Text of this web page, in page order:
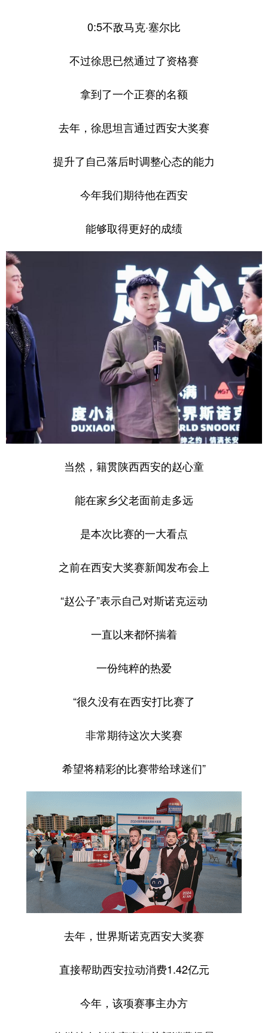
0:5不敌马克·塞尔比
不过徐思已然通过了资格赛
拿到了一个正赛的名额
去年，徐思坦言通过西安大奖赛
提升了自己落后时调整心态的能力
今年我们期待他在西安
能够取得更好的成绩
当然，籍贯陕西西安的赵心童
能在家乡父老面前走多远
是本次比赛的一大看点
之前在西安大奖赛新闻发布会上
“赵公子”表示自己对斯诺克运动
一直以来都怀揣着
一份纯粹的热爱
“很久没有在西安打比赛了
非常期待这次大奖赛
希望将精彩的比赛带给球迷们”
去年，世界斯诺克西安大奖赛
直接帮助西安拉动消费1.42亿元
今年，该项赛事主办方